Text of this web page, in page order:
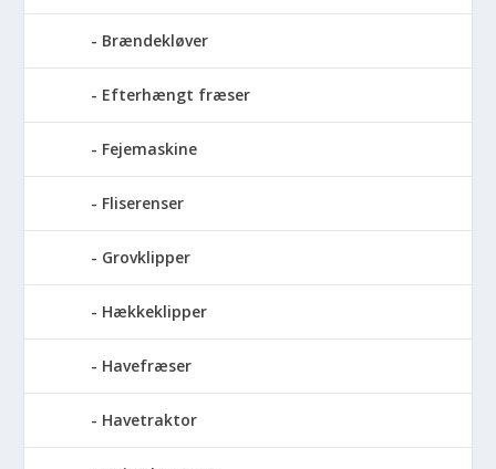
Brændekløver
Efterhængt fræser
Fejemaskine
Fliserenser
Grovklipper
Hækkeklipper
Havefræser
Havetraktor